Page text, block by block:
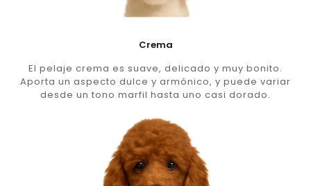
Crema
El pelaje crema es suave, delicado y muy bonito.
Aporta un aspecto dulce y armónico, y puede variar
desde un tono marfil hasta uno casi dorado.